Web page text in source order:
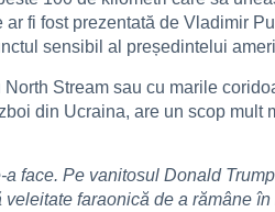
ar fi fost prezentată de Vladimir
sensibil al președintelui
Stream sau cu marile
din Ucraina, are un scop
face. Pe vanitosul Donald
faraonică de a rămâne